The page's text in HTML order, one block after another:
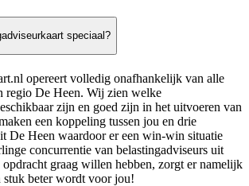
speciaal?
opereert volledig onafhankelijk van alle
regio De Heen. Wij zien welke
zijn en goed zijn in het uitvoeren van
een koppeling tussen jou en drie
De Heen waardoor er een win-win situatie
concurrentie van belastingadviseurs uit
graag willen hebben, zorgt er namelijk
stuk beter wordt voor jou!